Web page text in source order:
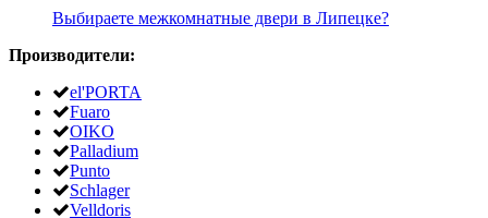
Выбираете межкомнатные двери в Липецке?
Производители:
el'PORTA
Fuaro
OIKO
Palladium
Punto
Schlager
Velldoris